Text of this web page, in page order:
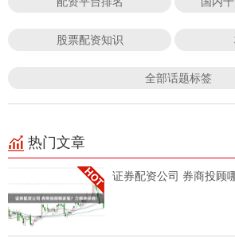
股票配资知识
全部话题标签
热门文章
证券配资公司 券商投顾